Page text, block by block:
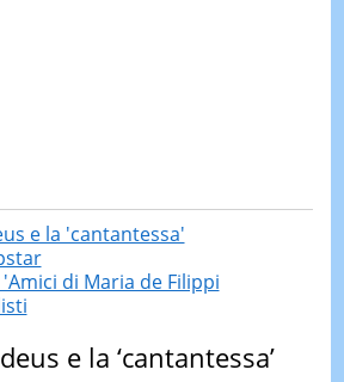
e la 'cantantessa'
di Maria de Filippi
e la ‘cantantessa’